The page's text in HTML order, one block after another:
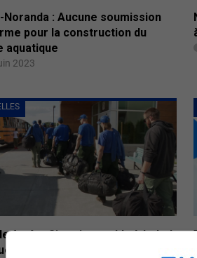
Noranda : Aucune soumission
pour la construction du
aquatique
2023
forêt : Situation stable à Lebel-